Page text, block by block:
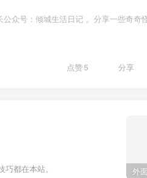
公众号：倾城生活日记 。分享一些奇奇
点赞5 分享
都在本站。